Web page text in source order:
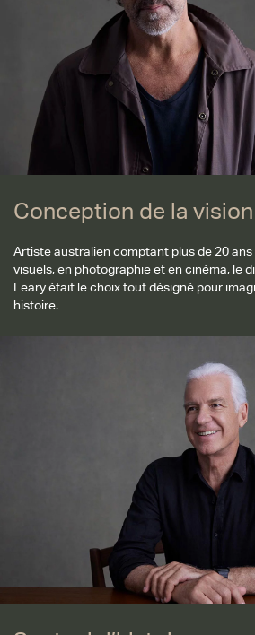
Conception de la vision
Artiste australien comptant plus de 20 ans
visuels, en photographie et en cinéma, le
Leary était le choix tout désigné pour
histoire.